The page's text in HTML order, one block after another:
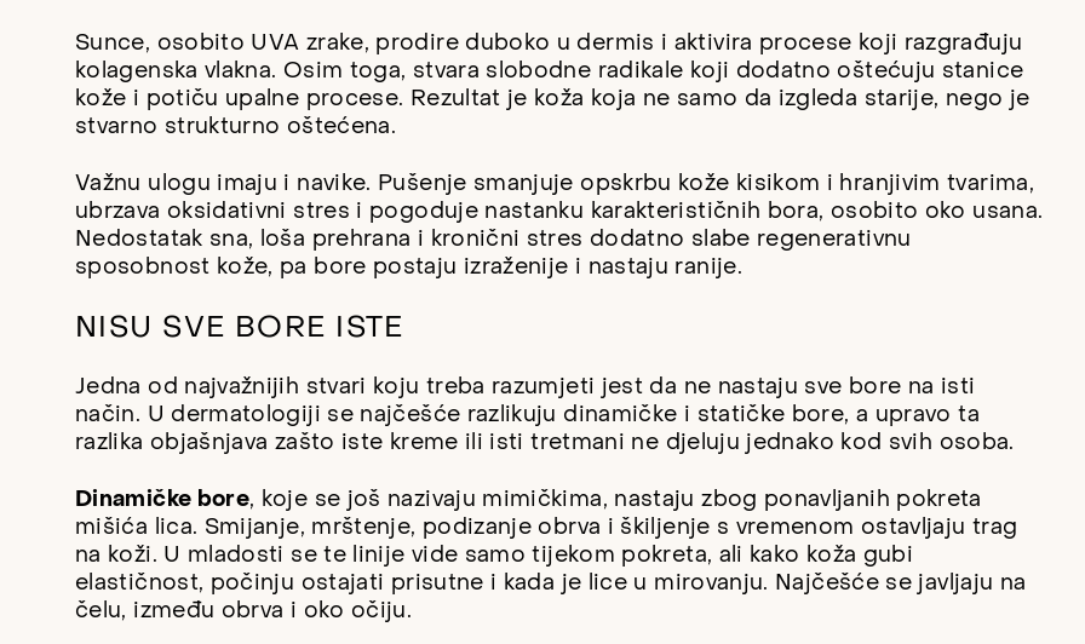
Sunce, osobito UVA zrake, prodire duboko u dermis i aktivira procese koji razgrađuju
kolagenska vlakna. Osim toga, stvara slobodne radikale koji dodatno oštećuju stanice
kože i potiču upalne procese. Rezultat je koža koja ne samo da izgleda starije, nego je
stvarno strukturno oštećena.
Važnu ulogu imaju i navike. Pušenje smanjuje opskrbu kože kisikom i hranjivim tvarima,
ubrzava oksidativni stres i pogoduje nastanku karakterističnih bora, osobito oko usana.
Nedostatak sna, loša prehrana i kronični stres dodatno slabe regenerativnu
sposobnost kože, pa bore postaju izraženije i nastaju ranije.
NISU SVE BORE ISTE
Jedna od najvažnijih stvari koju treba razumjeti jest da ne nastaju sve bore na isti
način. U dermatologiji se najčešće razlikuju dinamičke i statičke bore, a upravo ta
razlika objašnjava zašto iste kreme ili isti tretmani ne djeluju jednako kod svih osoba.
Dinamičke bore, koje se još nazivaju mimičkima, nastaju zbog ponavljanih pokreta
mišića lica. Smijanje, mrštenje, podizanje obrva i škiljenje s vremenom ostavljaju trag
na koži. U mladosti se te linije vide samo tijekom pokreta, ali kako koža gubi
elastičnost, počinju ostajati prisutne i kada je lice u mirovanju. Najčešće se javljaju na
čelu, između obrva i oko očiju.